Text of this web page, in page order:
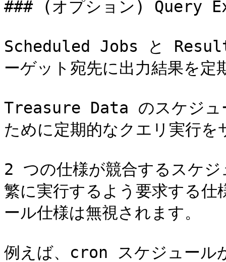
### (オプション) Query
Scheduled Jobs と
ーゲット宛先に出力結果を
Treasure Data のスケジュ
ために定期的なクエリ実行
2 つの仕様が競合するスケ
繁に実行するよう要求する
ール仕様は無視されます。
例えば、cron スケジュ